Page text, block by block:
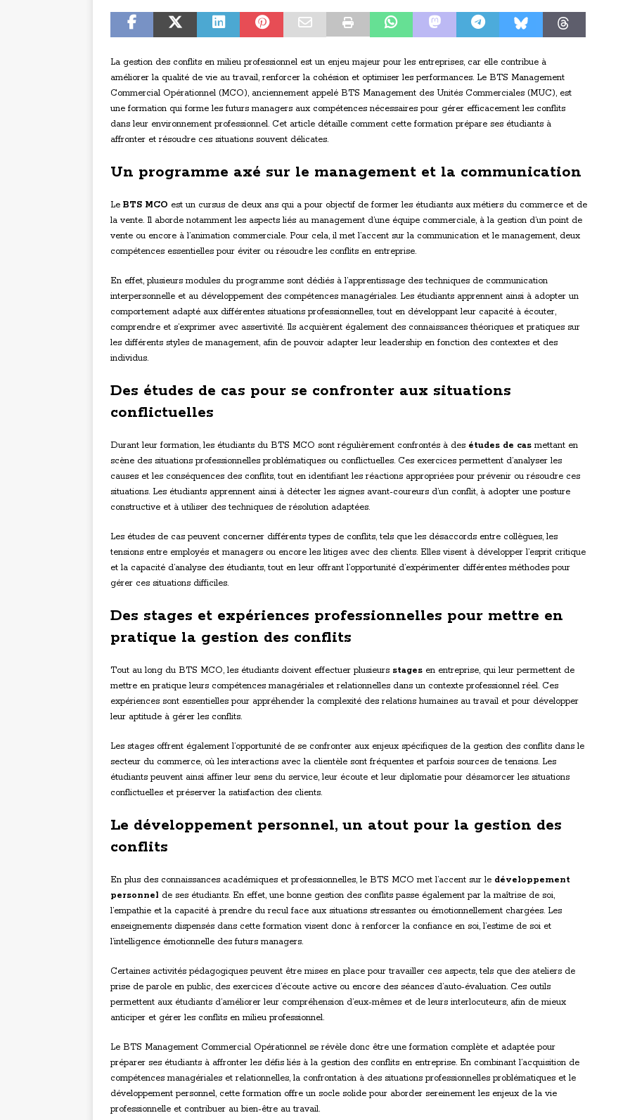
La gestion des conflits en milieu professionnel est un enjeu majeur pour les entreprises, car elle contribue à
améliorer la qualité de vie au travail, renforcer la cohésion et optimiser les performances. Le BTS Management
Commercial Opérationnel (MCO), anciennement appelé BTS Management des Unités Commerciales (MUC), est
une formation qui forme les futurs managers aux compétences nécessaires pour gérer efficacement les conflits
dans leur environnement professionnel. Cet article détaille comment cette formation prépare ses étudiants à
affronter et résoudre ces situations souvent délicates.
Un programme axé sur le management et la communication
Le BTS MCO est un cursus de deux ans qui a pour objectif de former les étudiants aux métiers du commerce et de
la vente. Il aborde notamment les aspects liés au management d’une équipe commerciale, à la gestion d’un point de
vente ou encore à l’animation commerciale. Pour cela, il met l’accent sur la communication et le management, deux
compétences essentielles pour éviter ou résoudre les conflits en entreprise.
En effet, plusieurs modules du programme sont dédiés à l’apprentissage des techniques de communication
interpersonnelle et au développement des compétences managériales. Les étudiants apprennent ainsi à adopter un
comportement adapté aux différentes situations professionnelles, tout en développant leur capacité à écouter,
comprendre et s’exprimer avec assertivité. Ils acquièrent également des connaissances théoriques et pratiques sur
les différents styles de management, afin de pouvoir adapter leur leadership en fonction des contextes et des
individus.
Des études de cas pour se confronter aux situations
conflictuelles
Durant leur formation, les étudiants du BTS MCO sont régulièrement confrontés à des études de cas mettant en
scène des situations professionnelles problématiques ou conflictuelles. Ces exercices permettent d’analyser les
causes et les conséquences des conflits, tout en identifiant les réactions appropriées pour prévenir ou résoudre ces
situations. Les étudiants apprennent ainsi à détecter les signes avant-coureurs d’un conflit, à adopter une posture
constructive et à utiliser des techniques de résolution adaptées.
Les études de cas peuvent concerner différents types de conflits, tels que les désaccords entre collègues, les
tensions entre employés et managers ou encore les litiges avec des clients. Elles visent à développer l’esprit critique
et la capacité d’analyse des étudiants, tout en leur offrant l’opportunité d’expérimenter différentes méthodes pour
gérer ces situations difficiles.
Des stages et expériences professionnelles pour mettre en
pratique la gestion des conflits
Tout au long du BTS MCO, les étudiants doivent effectuer plusieurs stages en entreprise, qui leur permettent de
mettre en pratique leurs compétences managériales et relationnelles dans un contexte professionnel réel. Ces
expériences sont essentielles pour appréhender la complexité des relations humaines au travail et pour développer
leur aptitude à gérer les conflits.
Les stages offrent également l’opportunité de se confronter aux enjeux spécifiques de la gestion des conflits dans le
secteur du commerce, où les interactions avec la clientèle sont fréquentes et parfois sources de tensions. Les
étudiants peuvent ainsi affiner leur sens du service, leur écoute et leur diplomatie pour désamorcer les situations
conflictuelles et préserver la satisfaction des clients.
Le développement personnel, un atout pour la gestion des
conflits
En plus des connaissances académiques et professionnelles, le BTS MCO met l’accent sur le développement
personnel de ses étudiants. En effet, une bonne gestion des conflits passe également par la maîtrise de soi,
l’empathie et la capacité à prendre du recul face aux situations stressantes ou émotionnellement chargées. Les
enseignements dispensés dans cette formation visent donc à renforcer la confiance en soi, l’estime de soi et
l’intelligence émotionnelle des futurs managers.
Certaines activités pédagogiques peuvent être mises en place pour travailler ces aspects, tels que des ateliers de
prise de parole en public, des exercices d’écoute active ou encore des séances d’auto-évaluation. Ces outils
permettent aux étudiants d’améliorer leur compréhension d’eux-mêmes et de leurs interlocuteurs, afin de mieux
anticiper et gérer les conflits en milieu professionnel.
Le BTS Management Commercial Opérationnel se révèle donc être une formation complète et adaptée pour
préparer ses étudiants à affronter les défis liés à la gestion des conflits en entreprise. En combinant l’acquisition de
compétences managériales et relationnelles, la confrontation à des situations professionnelles problématiques et le
développement personnel, cette formation offre un socle solide pour aborder sereinement les enjeux de la vie
professionnelle et contribuer au bien-être au travail.